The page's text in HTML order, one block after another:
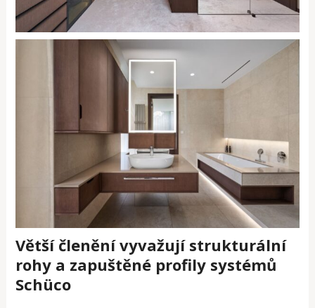
Větší členění vyvažují strukturální
rohy a zapuštěné profily systémů
Schüco